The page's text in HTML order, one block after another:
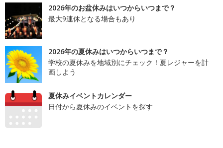
2026年のお盆休みはいつからいつまで？
最大9連休となる場合もあり
2026年の夏休みはいつからいつまで？
学校の夏休みを地域別にチェック！夏レジャーを計
画しよう
夏休みイベントカレンダー
日付から夏休みのイベントを探す